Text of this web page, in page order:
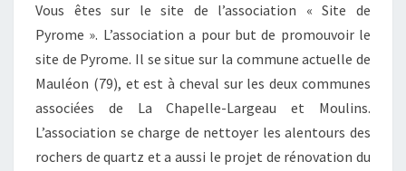
Vous êtes sur le site de l’association « Site de
Pyrome ». L’association a pour but de promouvoir le
site de Pyrome. Il se situe sur la commune actuelle de
Mauléon (79), et est à cheval sur les deux communes
associées de La Chapelle-Largeau et Moulins.
L’association se charge de nettoyer les alentours des
rochers de quartz et a aussi le projet de rénovation du